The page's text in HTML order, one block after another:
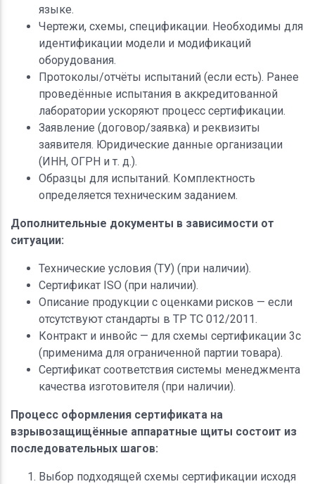
языке.
Чертежи, схемы, спецификации. Необходимы для
идентификации модели и модификаций
оборудования.
Протоколы/отчёты испытаний (если есть). Ранее
проведённые испытания в аккредитованной
лаборатории ускоряют процесс сертификации.
Заявление (договор/заявка) и реквизиты
заявителя. Юридические данные организации
(ИНН, ОГРН и т. д.).
Образцы для испытаний. Комплектность
определяется техническим заданием.
Дополнительные документы в зависимости от
ситуации:
Технические условия (ТУ) (при наличии).
Сертификат ISO (при наличии).
Описание продукции с оценками рисков — если
отсутствуют стандарты в ТР ТС 012/2011.
Контракт и инвойс — для схемы сертификации 3с
(применима для ограниченной партии товара).
Сертификат соответствия системы менеджмента
качества изготовителя (при наличии).
Процесс оформления сертификата на
взрывозащищённые аппаратные щиты состоит из
последовательных шагов:
Выбор подходящей схемы сертификации исходя